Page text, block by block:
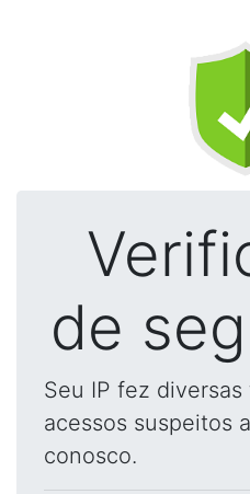
de
Seu IP fez
acessos suspeitos
conosco.